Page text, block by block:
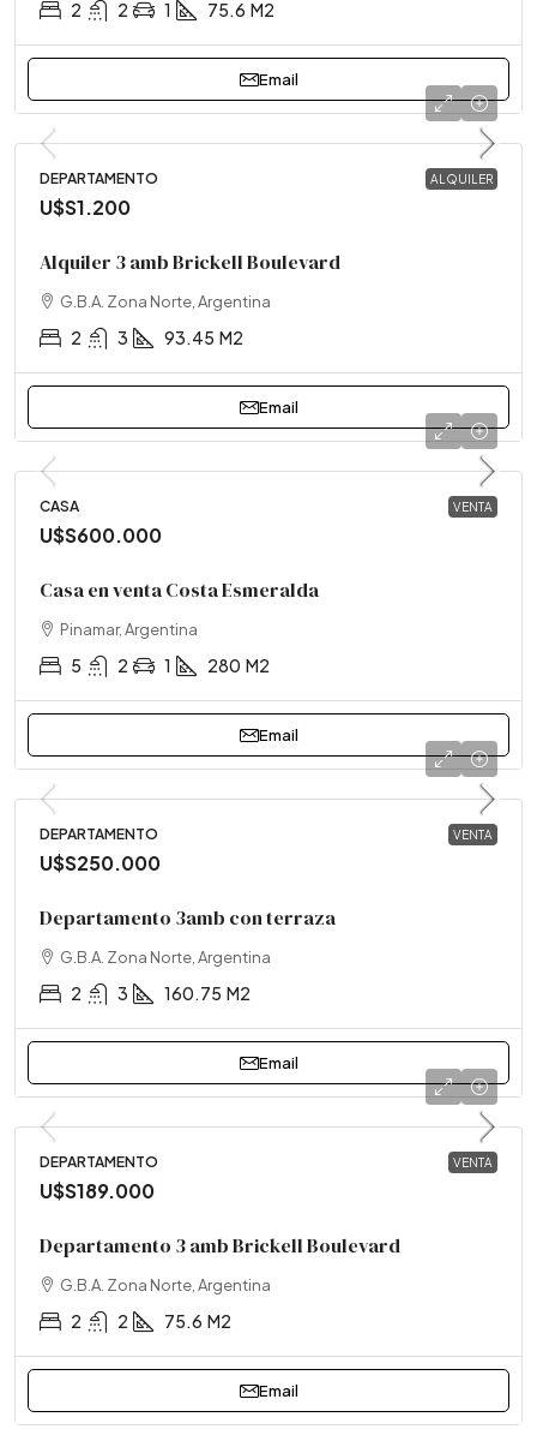
2 2 1 75.6 M2
Email
ALQUILER
DEPARTAMENTO
U$S1.200
Alquiler 3 amb Brickell Boulevard
G.B.A. Zona Norte, Argentina
2 3 93.45 M2
Email
VENTA
CASA
U$S600.000
Casa en venta Costa Esmeralda
Pinamar, Argentina
5 2 1 280 M2
Email
VENTA
DEPARTAMENTO
U$S250.000
Departamento 3amb con terraza
G.B.A. Zona Norte, Argentina
2 3 160.75 M2
Email
VENTA
DEPARTAMENTO
U$S189.000
Departamento 3 amb Brickell Boulevard
G.B.A. Zona Norte, Argentina
2 2 75.6 M2
Email